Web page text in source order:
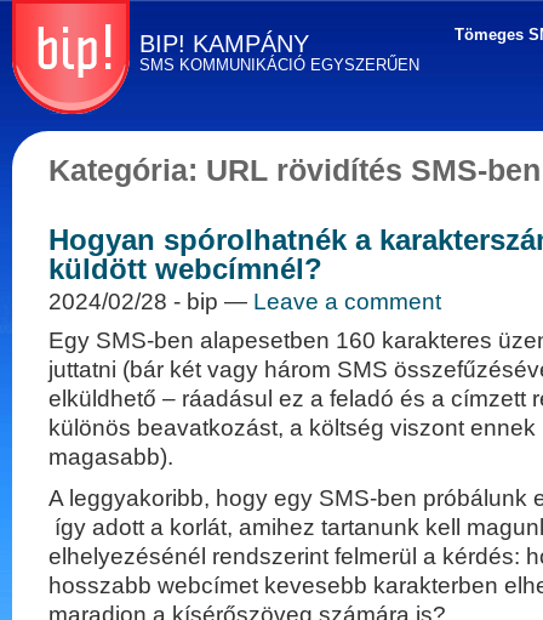
küldés
egyszerűen! BIP
Kampány - SMS
marketing és
kommunikáció
BIP! KAMPÁNY
SMS KOMMUNIKÁCIÓ EGYSZERŰEN
Tömeges
Kategória: URL rövidítés SMS-ben
Hogyan spórolhatnék a
küldött webcímnél?
2024/02/28 - bip — Leave a comment
Egy SMS-ben alapesetben 160 karakteres
juttatni (bár két vagy három SMS
elküldhető – ráadásul ez a feladó és a címzett
különös beavatkozást, a költség viszont ennek
magasabb).
A leggyakoribb, hogy egy SMS-ben próbálunk
így adott a korlát, amihez tartanunk kell
elhelyezésénél rendszerint felmerül a kérdés:
hosszabb webcímet kevesebb karakterben
maradjon a kísérőszöveg számára is?